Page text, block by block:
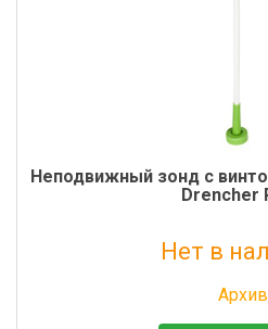
Неподвижный зонд с
Drencher
Нет в
Архив